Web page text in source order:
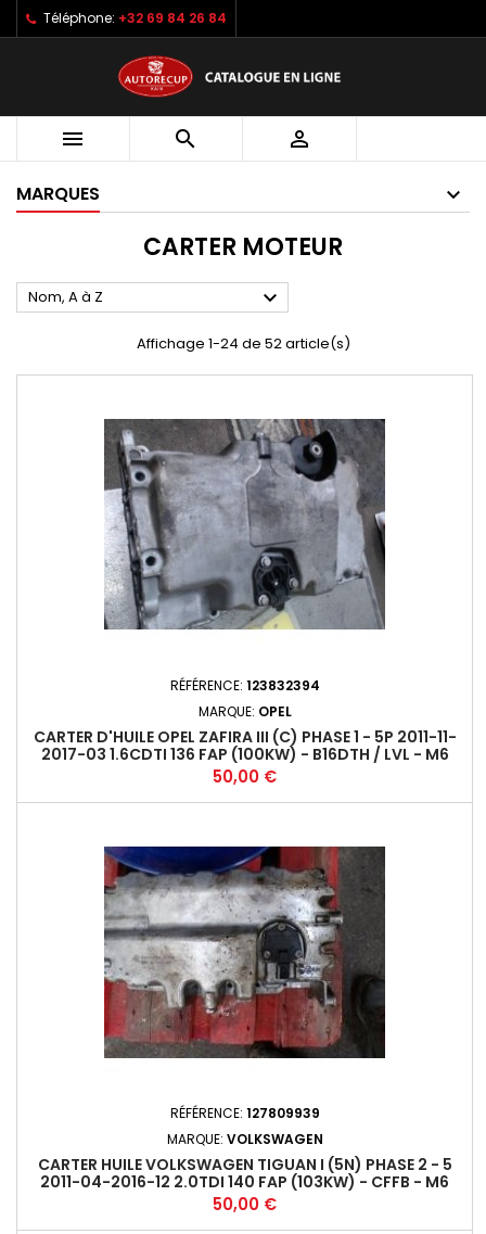
Téléphone: +32 69 84 26 84
  
MARQUES
CARTER MOTEUR
Nom, A à Z 
Affichage 1-24 de 52 article(s)
RÉFÉRENCE: 123832394
MARQUE: OPEL
CARTER D'HUILE OPEL ZAFIRA III (C) PHASE 1 - 5P 2011-11-
2017-03 1.6CDTI 136 FAP (100KW) - B16DTH / LVL - M6
55573785+
Prix
50,00 €
RÉFÉRENCE: 127809939
MARQUE: VOLKSWAGEN
CARTER HUILE VOLKSWAGEN TIGUAN I (5N) PHASE 2 - 5
2011-04-2016-12 2.0TDI 140 FAP (103KW) - CFFB - M6
Prix
50,00 €